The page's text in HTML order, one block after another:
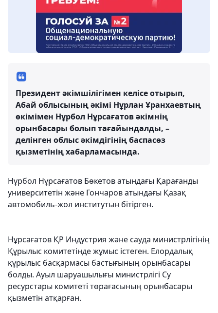
Президент әкімшілігімен келісе отырып,
Абай облысының әкімі Нұрлан Ұранхаевтың
өкімімен Нұрбол Нұрсағатов әкімнің
орынбасары болып тағайындалды, –
делінген облыс әкімдігінің баспасөз
қызметінің хабарламасында.
Нұрбол Нұрсағатов Бөкетов атындағы Қарағанды ​​
университетін және Гончаров атындағы Қазақ
автомобиль-жол институтын бітірген.
Нұрсағатов ҚР Индустрия және сауда министрлігінің
Құрылыс комитетінде жұмыс істеген. Елордалық
құрылыс басқармасы бастығының орынбасары
болды. Ауыл шаруашылығы министрлігі Су
ресурстары комитеті төрағасының орынбасары
қызметін атқарған.